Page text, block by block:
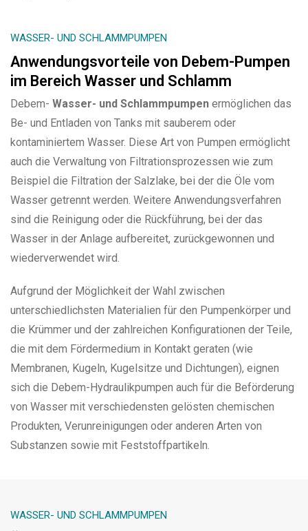
WASSER- UND SCHLAMMPUMPEN
Anwendungsvorteile von Debem-Pumpen
im Bereich Wasser und Schlamm
Debem- Wasser- und Schlammpumpen ermöglichen das
Be- und Entladen von Tanks mit sauberem oder
kontaminiertem Wasser. Diese Art von Pumpen ermöglicht
auch die Verwaltung von Filtrationsprozessen wie zum
Beispiel die Filtration der Salzlake, bei der die Öle vom
Wasser getrennt werden. Weitere Anwendungsverfahren
sind die Reinigung oder die Rückführung, bei der das
Wasser in der Anlage aufbereitet, zurückgewonnen und
wiederverwendet wird.
Aufgrund der Möglichkeit der Wahl zwischen
unterschiedlichsten Materialien für den Pumpenkörper und
die Krümmer und der zahlreichen Konfigurationen der Teile,
die mit dem Fördermedium in Kontakt geraten (wie
Membranen, Kugeln, Kugelsitze und Dichtungen), eignen
sich die Debem-Hydraulikpumpen auch für die Beförderung
von Wasser mit verschiedensten gelösten chemischen
Produkten, Verunreinigungen oder anderen Arten von
Substanzen sowie mit Feststoffpartikeln.
WASSER- UND SCHLAMMPUMPEN